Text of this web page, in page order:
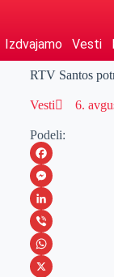
Izdvajamo Vesti
RTV Santos
Vesti 6.
Podeli:
F
a
c
e
b
M
e
s
s
L
i
n
V
iW